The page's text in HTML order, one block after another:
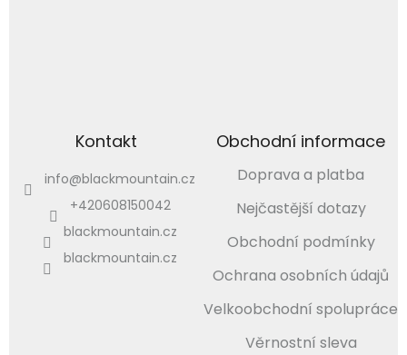
Kontakt
info@blackmountain.cz
+420608150042
blackmountain.cz
blackmountain.cz
Obchodní informace
Doprava a platba
Nejčastější dotazy
Obchodní podmínky
Ochrana osobních údajů
Velkoobchodní spolupráce
Věrnostní sleva